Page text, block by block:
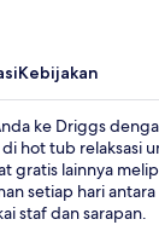
Kebijakan
ke Driggs
hot tub relaksasi
gratis lainnya
setiap hari
staf dan sarapan.